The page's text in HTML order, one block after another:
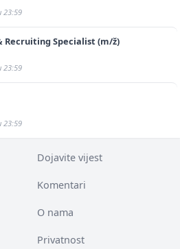
23:59
Recruiting Specialist (m/ž)
23:59
23:59
Dojavite vijest
Komentari
O nama
Privatnost